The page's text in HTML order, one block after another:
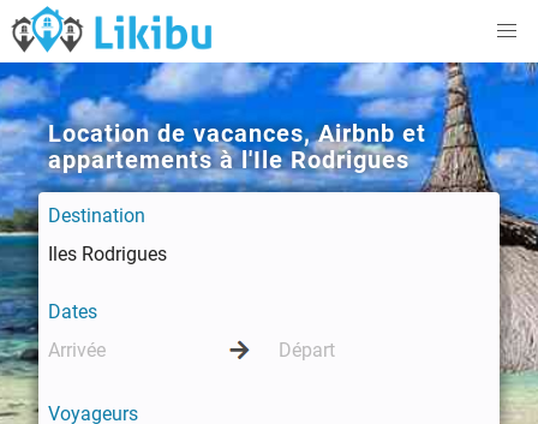
Location de vacances, Airbnb et
appartements à l'Ile Rodrigues
Destination
Dates
Voyageurs